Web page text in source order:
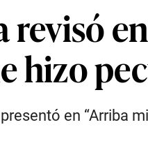
revisó
hizo
en “Arriba